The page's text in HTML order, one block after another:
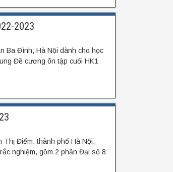
2023
Ba Đình, Hà Nội dành cho học
Đề cương ôn tập cuối HK1
Điểm, thành phố Hà Nội,
nghiệm, gồm 2 phần Đại số 8